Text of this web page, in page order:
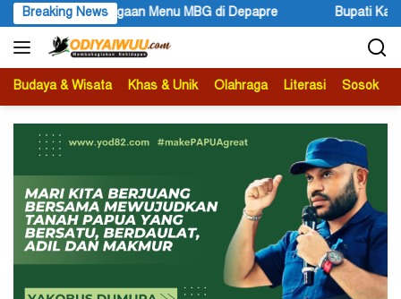
Langsung
ke
konten
Breaking News
Depapre Bupati Kabupaten Jayawijaya Atenius Murip:
Budaya & Wisata Khas & Unik Olahraga Literasi Sosok